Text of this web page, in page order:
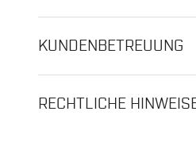
KUNDENBETREUUNG
RECHTLICHE